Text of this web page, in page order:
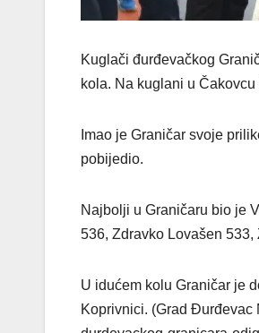
Kuglači đurđevačkog
kola. Na kuglani u
Imao je Graničar svoje
pobijedio.
Najbolji u Graničaru bio je
536, Zdravko Lovašen
U idućem kolu Graničar je
Koprivnici. (Grad Đurđevac